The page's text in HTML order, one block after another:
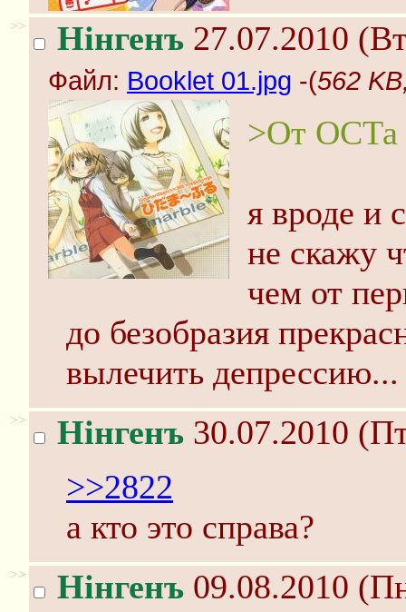
>> Нінгенъ 27.07.2010
Файл: Booklet 01.jpg -(562
>От ОСТа
я вроде и
не скажу
чем от
до безобразия
вылечить депрессию...
>> Нінгенъ 30.07.2010
>>2822
а кто это справа?
>> Нінгенъ 09.08.2010